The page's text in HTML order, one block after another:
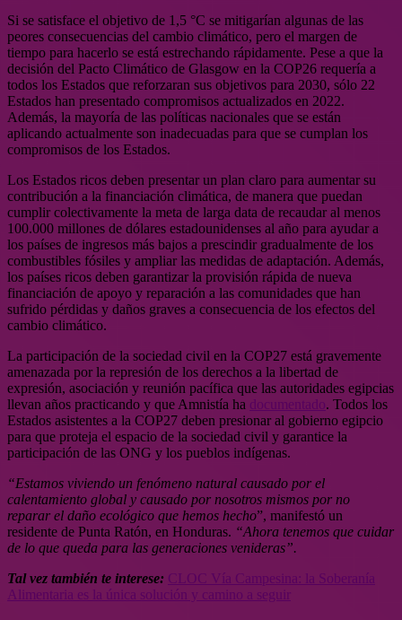
Si se satisface el objetivo de 1,5 °C se mitigarían algunas de las
peores consecuencias del cambio climático, pero el margen de
tiempo para hacerlo se está estrechando rápidamente. Pese a que la
decisión del Pacto Climático de Glasgow en la COP26 requería a
todos los Estados que reforzaran sus objetivos para 2030, sólo 22
Estados han presentado compromisos actualizados en 2022.
Además, la mayoría de las políticas nacionales que se están
aplicando actualmente son inadecuadas para que se cumplan los
compromisos de los Estados.
Los Estados ricos deben presentar un plan claro para aumentar su
contribución a la financiación climática, de manera que puedan
cumplir colectivamente la meta de larga data de recaudar al menos
100.000 millones de dólares estadounidenses al año para ayudar a
los países de ingresos más bajos a prescindir gradualmente de los
combustibles fósiles y ampliar las medidas de adaptación. Además,
los países ricos deben garantizar la provisión rápida de nueva
financiación de apoyo y reparación a las comunidades que han
sufrido pérdidas y daños graves a consecuencia de los efectos del
cambio climático.
La participación de la sociedad civil en la COP27 está gravemente
amenazada por la represión de los derechos a la libertad de
expresión, asociación y reunión pacífica que las autoridades egipcias
llevan años practicando y que Amnistía ha documentado. Todos los
Estados asistentes a la COP27 deben presionar al gobierno egipcio
para que proteja el espacio de la sociedad civil y garantice la
participación de las ONG y los pueblos indígenas.
“Estamos viviendo un fenómeno natural causado por el
calentamiento global y causado por nosotros mismos por no
reparar el daño ecológico que hemos hecho”, manifestó un
residente de Punta Ratón, en Honduras. “Ahora tenemos que cuidar
de lo que queda para las generaciones venideras”.
Tal vez también te interese: CLOC Vía Campesina: la Soberanía
Alimentaria es la única solución y camino a seguir